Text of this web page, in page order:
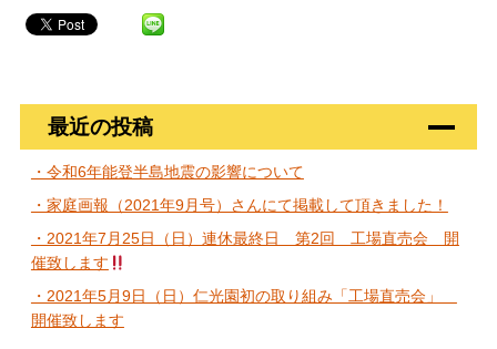
最近の投稿
・令和6年能登半島地震の影響について
・家庭画報（2021年9月号）さんにて掲載して頂きました！
・2021年7月25日（日）連休最終日 第2回 工場直売会 開
催致します
・2021年5月9日（日）仁光園初の取り組み「工場直売会」
開催致します